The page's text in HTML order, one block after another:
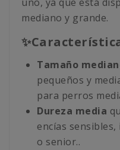
mediano y grande.
Tamaño
pequeños y
para perros
Dureza media
encías
o senior..